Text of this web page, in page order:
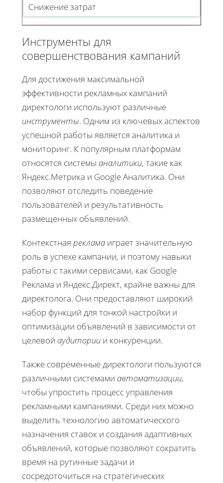
Снижение затрат
Инструменты для
совершенствования кампаний
Для достижения максимальной
эффективности рекламных кампаний
директологи используют различные
инструменты. Одним из ключевых аспектов
успешной работы является аналитика и
мониторинг. К популярным платформам
относятся системы аналитики, такие как
Яндекс.Метрика и Google Аналитика. Они
позволяют отследить поведение
пользователей и результативность
размещенных объявлений.
Контекстная реклама играет значительную
роль в успехе кампании, и поэтому навыки
работы с такими сервисами, как Google
Реклама и Яндекс.Директ, крайне важны для
директолога. Они предоставляют широкий
набор функций для тонкой настройки и
оптимизации объявлений в зависимости от
целевой аудитории и конкуренции.
Также современные директологи пользуются
различными системами автоматизации,
чтобы упростить процесс управления
рекламными кампаниями. Среди них можно
выделить технологию автоматического
назначения ставок и создания адаптивных
объявлений, которые позволяют сократить
время на рутинные задачи и
сосредоточиться на стратегических